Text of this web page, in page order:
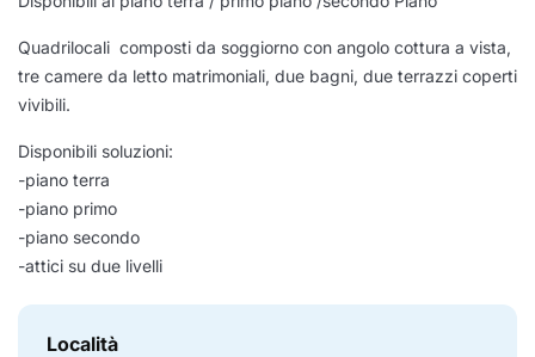
Quadrilocali composti da soggiorno con angolo cottura a vista,
tre camere da letto matrimoniali, due bagni, due terrazzi coperti
vivibili.
Disponibili soluzioni:
-piano terra
-piano primo
-piano secondo
-attici su due livelli
Località